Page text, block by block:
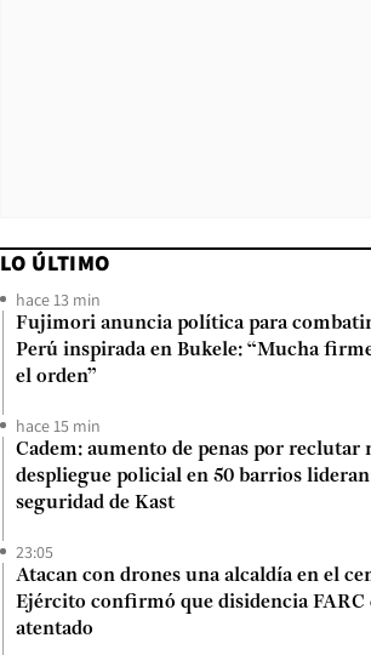
LO ÚLTIMO
hace 13 min
Fujimori anuncia política para
Perú inspirada en Bukele: “Mucha
el orden”
hace 15 min
Cadem: aumento de penas por reclutar
despliegue policial en 50 barrios lideran
seguridad de Kast
23:05
Atacan con drones una alcaldía en el
Ejército confirmó que disidencia FARC
atentado